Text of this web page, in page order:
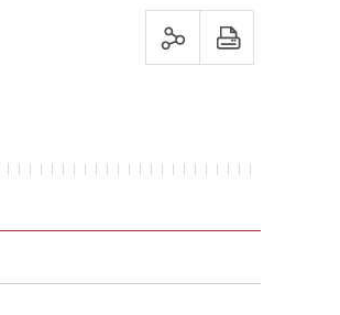
sns 공유하기 프린트하기